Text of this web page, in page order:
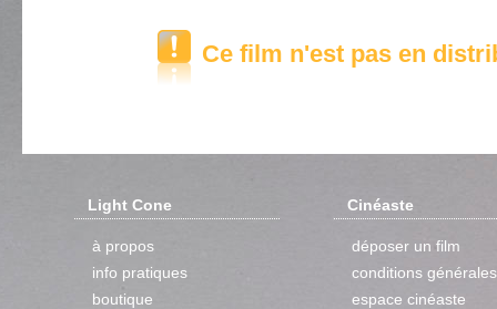
Ce film n'est pas en
Light Cone
à propos
info pratiques
boutique
Cinéaste
déposer un film
conditions générales
espace cinéaste